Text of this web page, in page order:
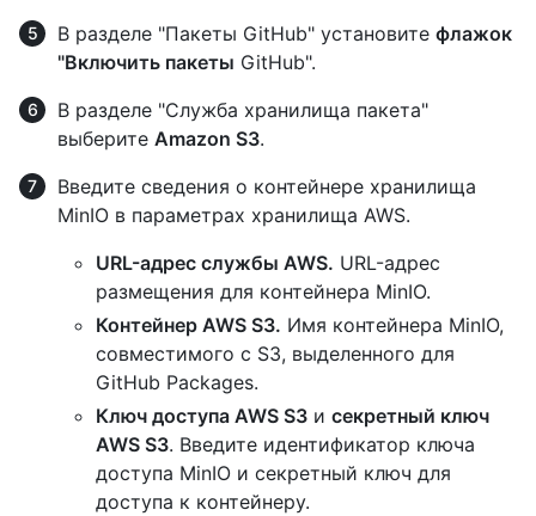
В разделе "Пакеты GitHub" установите флажок
"Включить пакеты GitHub".
В разделе "Служба хранилища пакета"
выберите Amazon S3.
Введите сведения о контейнере хранилища
MinIO в параметрах хранилища AWS.
URL-адрес службы AWS. URL-адрес
размещения для контейнера MinIO.
Контейнер AWS S3. Имя контейнера MinIO,
совместимого с S3, выделенного для
GitHub Packages.
Ключ доступа AWS S3 и секретный ключ
AWS S3. Введите идентификатор ключа
доступа MinIO и секретный ключ для
доступа к контейнеру.